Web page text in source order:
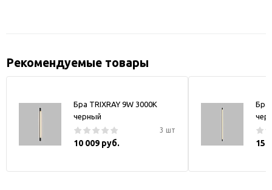
Рекомендуемые товары
Бра TRIXRAY 9W 3000К
черный
3 шт
10 009 руб.
Бра
15